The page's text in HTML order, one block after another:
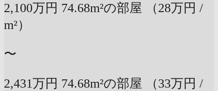
2,100万円 74.68m²の部屋
（28万円 /
m²）
〜
2,431万円 74.68m²の部屋
（33万円 /